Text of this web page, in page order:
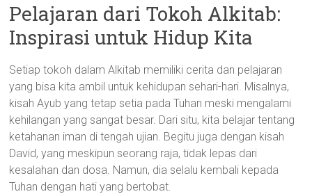
Pelajaran dari Tokoh Alkitab:
Inspirasi untuk Hidup Kita
Setiap tokoh dalam Alkitab memiliki cerita dan pelajaran
yang bisa kita ambil untuk kehidupan sehari-hari. Misalnya,
kisah Ayub yang tetap setia pada Tuhan meski mengalami
kehilangan yang sangat besar. Dari situ, kita belajar tentang
ketahanan iman di tengah ujian. Begitu juga dengan kisah
David, yang meskipun seorang raja, tidak lepas dari
kesalahan dan dosa. Namun, dia selalu kembali kepada
Tuhan dengan hati yang bertobat.